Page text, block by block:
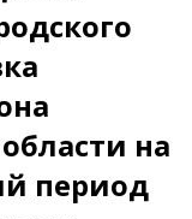
на
период